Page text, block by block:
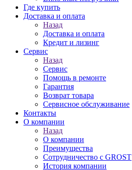
Где купить
Доставка и оплата
Назад
Доставка и оплата
Кредит и лизинг
Сервис
Назад
Сервис
Помощь в ремонте
Гарантия
Возврат товара
Сервисное обслуживание
Контакты
О компании
Назад
О компании
Преимущества
Сотрудничество с GROST
История компании